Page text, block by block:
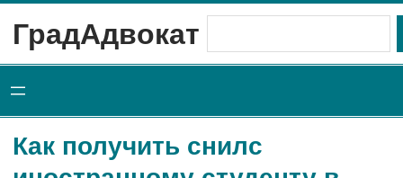
содержимому
ГрадАдвокат
Как получить снилс